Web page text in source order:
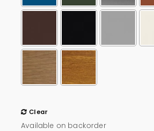
Clear
Available on backorder